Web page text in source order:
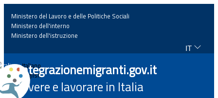
Home
News
Ministero del Lavoro e delle Politiche Sociali
Ministero dell'interno
Ministero dell'istruzione
IT
Italiano
English
Integrazionemigranti.gov.it
Vivere e lavorare in Italia